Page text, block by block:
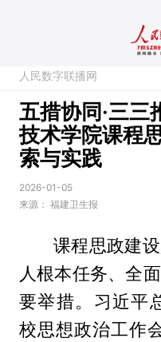
人民数字联播网
五措协同·三三
技术学院课程
索与实践
2026-01-05
来源： 福建卫生报
课程思政建
人根本任务、全
要举措。习近平
校思想政治工作